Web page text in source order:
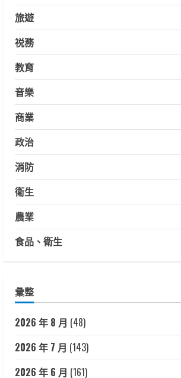
旅遊
祱務
教育
音樂
商業
政治
消防
衛生
農業
食品、衛生
彙整
2026 年 8 月 (48)
2026 年 7 月 (143)
2026 年 6 月 (161)